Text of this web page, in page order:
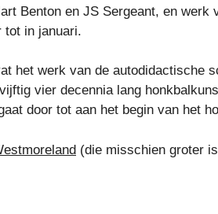
Benton en JS Sergeant, en werk
tot in januari.
het werk van de autodidactische
vier decennia lang
door tot aan het begin van het
(die misschien groter